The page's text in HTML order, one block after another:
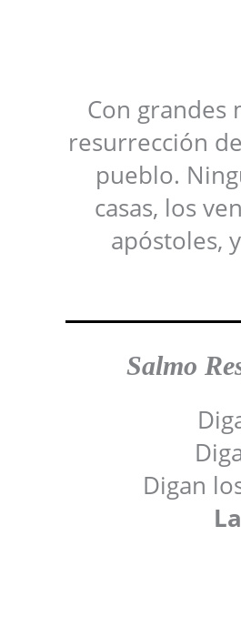
Con grandes
resurrección
pueblo.
casas, los
apóstoles,
Salmo
Digan